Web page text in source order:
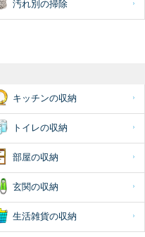
汚れ別の掃除
キッチンの収納
トイレの収納
部屋の収納
玄関の収納
生活雑貨の収納